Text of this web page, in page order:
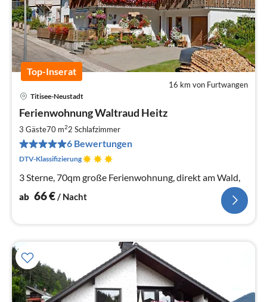
Top-Inserat
16 km von Furtwangen
Titisee-Neustadt
Ferienwohnung Waltraud Heitz
3 Gäste70 m22 Schlafzimmer
6 Bewertungen
DTV-Klassifizierung
3 Sterne, 70qm große Ferienwohnung, direkt am Wald,
ab 66€/ Nacht